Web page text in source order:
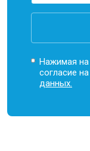
Нажимая на
согласие
данных.